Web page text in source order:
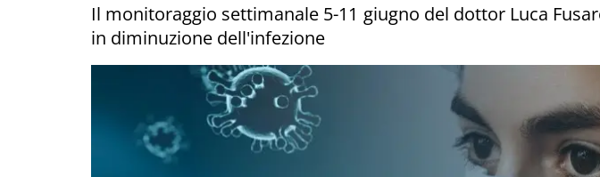
Il monitoraggio settimanale 5-11 giugno del dottor Luca
in diminuzione dell'infezione